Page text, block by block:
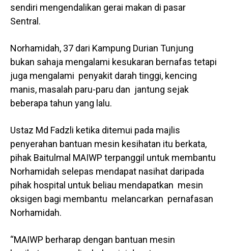
sendiri mengendalikan gerai makan di pasar
Sentral.
Norhamidah, 37 dari Kampung Durian Tunjung
bukan sahaja mengalami kesukaran bernafas tetapi
juga mengalami penyakit darah tinggi, kencing
manis, masalah paru-paru dan jantung sejak
beberapa tahun yang lalu.
Ustaz Md Fadzli ketika ditemui pada majlis
penyerahan bantuan mesin kesihatan itu berkata,
pihak Baitulmal MAIWP terpanggil untuk membantu
Norhamidah selepas mendapat nasihat daripada
pihak hospital untuk beliau mendapatkan mesin
oksigen bagi membantu melancarkan pernafasan
Norhamidah.
“MAIWP berharap dengan bantuan mesin